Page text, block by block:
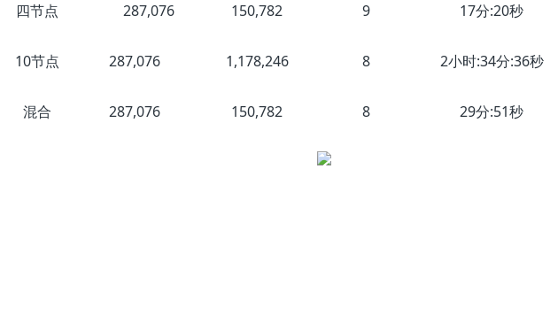
四节点 287,076 150,782 9 17分:20秒
10节点 287,076 1,178,246 8 2小时:34分:36秒
混合 287,076 150,782 8 29分:51秒